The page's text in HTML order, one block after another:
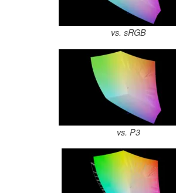
vs. sRGB
vs. P3